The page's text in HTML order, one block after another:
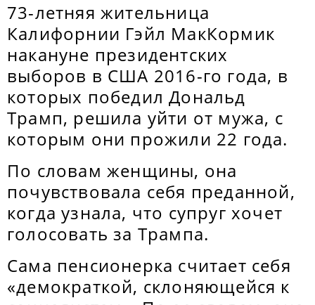
73-летняя жительница
Калифорнии Гэйл МакКормик
накануне президентских
выборов в США 2016-го года, в
которых победил Дональд
Трамп, решила уйти от мужа, с
которым они прожили 22 года.
По словам женщины, она
почувствовала себя преданной,
когда узнала, что супруг хочет
голосовать за Трампа.
Сама пенсионерка считает себя
«демократкой, склоняющейся к